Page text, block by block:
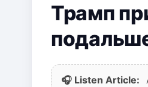
Трамп
🎧 Listen Article: